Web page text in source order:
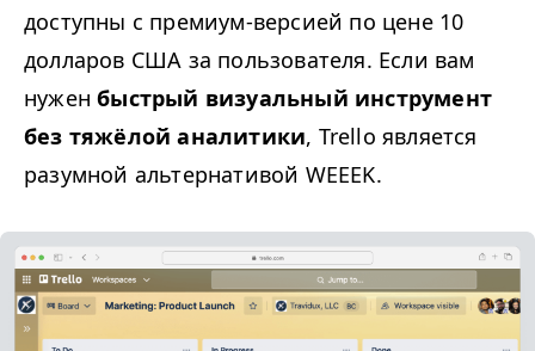
доступны с премиум-версией по цене 10
долларов США за пользователя. Если вам
нуженбыстрый визуальный инструмент
без тяжёлой аналитики, Trello является
разумной альтернативой WEEEK.